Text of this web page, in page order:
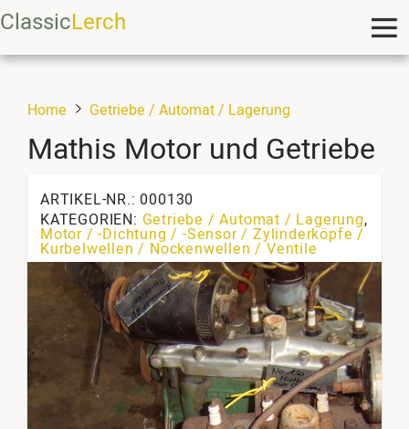
ClassicLerch
Home Getriebe / Automat / Lagerung
Mathis Motor und Getriebe
ARTIKEL-NR.: 000130
KATEGORIEN: Getriebe / Automat / Lagerung,
Motor / -Dichtung / -Sensor / Zylinderköpfe /
Kurbelwellen / Nockenwellen / Ventile